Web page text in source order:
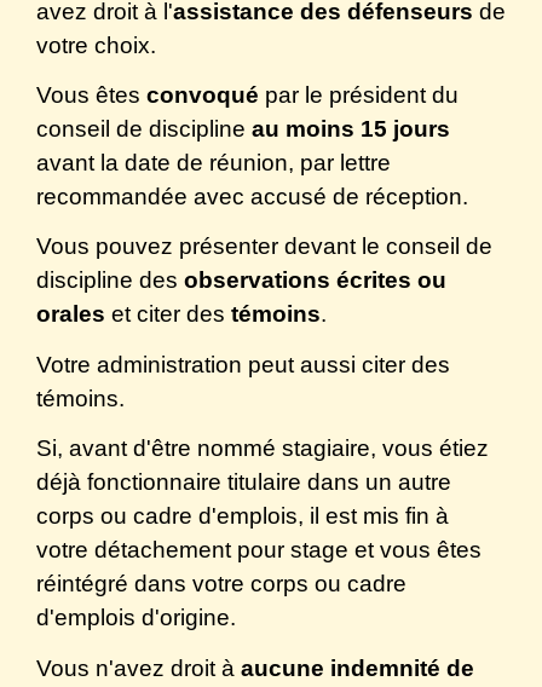
avez droit à l'assistance des défenseurs de
votre choix.
Vous êtes convoqué par le président du
conseil de discipline au moins 15 jours
avant la date de réunion, par lettre
recommandée avec accusé de réception.
Vous pouvez présenter devant le conseil de
discipline des observations écrites ou
orales et citer des témoins.
Votre administration peut aussi citer des
témoins.
Si, avant d'être nommé stagiaire, vous étiez
déjà fonctionnaire titulaire dans un autre
corps ou cadre d'emplois, il est mis fin à
votre détachement pour stage et vous êtes
réintégré dans votre corps ou cadre
d'emplois d'origine.
Vous n'avez droit à aucune indemnité de